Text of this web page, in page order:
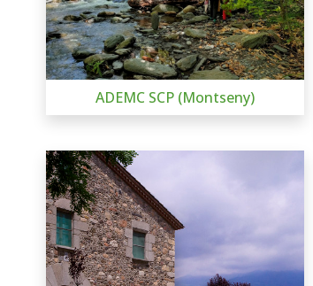
ADEMC SCP (Montseny)